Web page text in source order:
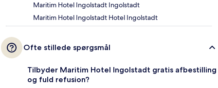
Maritim Hotel Ingolstadt Ingolstadt
Maritim Hotel Ingolstadt Hotel Ingolstadt
Ofte stillede spørgsmål
Tilbyder Maritim Hotel Ingolstadt gratis afbestilling
og fuld refusion?